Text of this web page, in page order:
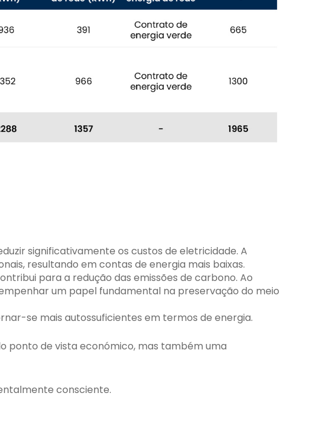
significativamente os custos de eletricidade. A
resultando em contas de energia mais baixas.
para a redução das emissões de carbono. Ao
um papel fundamental na preservação do meio
se mais autossuficientes em termos de energia.
ponto de vista económico, mas também uma
consciente.